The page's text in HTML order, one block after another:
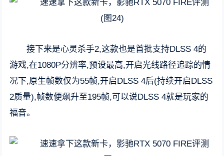
接下来是心灵杀手2,这款也是首批支持DLSS 4的
游戏,在1080P分辨率,预设最高,开启光线路径追踪的情
况下,原生帧数仅为55帧,开启DLSS 4后(持续开启DLSS
2质量),帧数便飙升至195帧,可以说DLSS 4就是玩家的
福音。